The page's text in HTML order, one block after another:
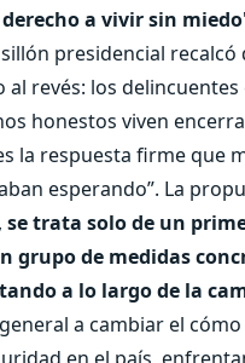
a vivir sin miedo
presidencial recalcó
revés: los delincuentes
honestos viven
la respuesta firme que
esperando”. La
se trata solo de un
grupo de medidas
a lo largo de la
a cambiar el